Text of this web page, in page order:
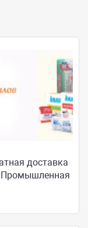
доставка